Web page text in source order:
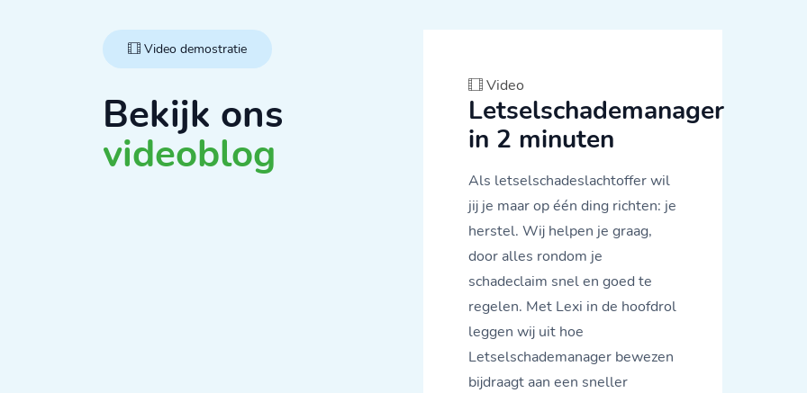
Video demostratie
Bekijk ons
videoblog
Video
Letselschademanager
in 2 minuten
Als letselschadeslachtoffer wil
jij je maar op één ding richten: je
herstel. Wij helpen je graag,
door alles rondom je
schadeclaim snel en goed te
regelen. Met Lexi in de hoofdrol
leggen wij uit hoe
Letselschademanager bewezen
bijdraagt aan een sneller